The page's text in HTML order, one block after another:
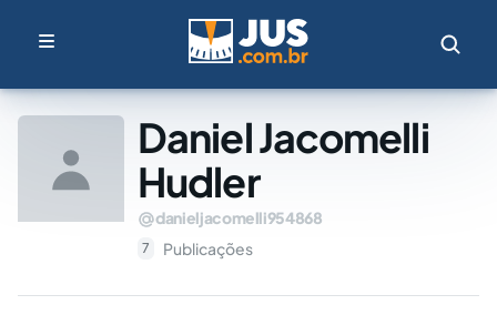
Daniel Jacomelli
Hudler
danieljacomelli954868
7 Publicações